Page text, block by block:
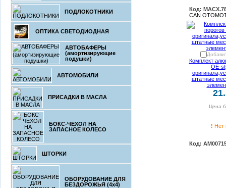
ПОДЛОКОТНИКИ
ОПТИКА СВЕТОДИОДНАЯ
АВТОБАФЕРЫ
(амортизирующие
подушки)
АВТОМОБИЛИ
ПРИСАДКИ В МАСЛА
БОКС-ЧЕХОЛ НА
ЗАПАСНОЕ КОЛЕСО
ШТОРКИ
ОБОРУДОВАНИЕ ДЛЯ
БЕЗДОРОЖЬЯ (4x4)
Код:
CAN
Комплект
OE-
штатные
Цена
! Нет
Код: